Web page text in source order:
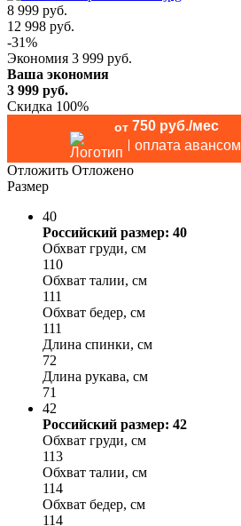
8 999 руб.
12 998 руб.
-31%
Экономия 3 999 руб.
Ваша экономия
3 999 руб.
Скидка 100%
от 750 руб./мес
оплата авансом
Отложить Отложено
Размер
40
Российский размер: 40
Обхват груди, см
110
Обхват талии, см
111
Обхват бедер, см
111
Длина спинки, см
72
Длина рукава, см
71
42
Российский размер: 42
Обхват груди, см
113
Обхват талии, см
114
Обхват бедер, см
114